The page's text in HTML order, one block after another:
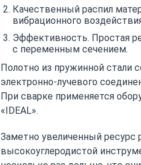
Качественный распил
вибрационного
Эффективность. Простая
с переменным сечением.
Полотно из пружинной стали
электронно-лучевого
При сварке применяется
«IDEAL».
Заметно увеличенный ресурс
высокоуглеродистой